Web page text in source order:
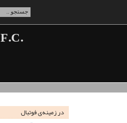
F.C.
در زمینه‌ی فوتبال